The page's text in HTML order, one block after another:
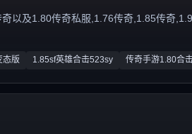
以及1.80传奇私服,1.76传奇,1.85传奇
态版 1.85sf英雄合击523sy 传奇手游1.80合